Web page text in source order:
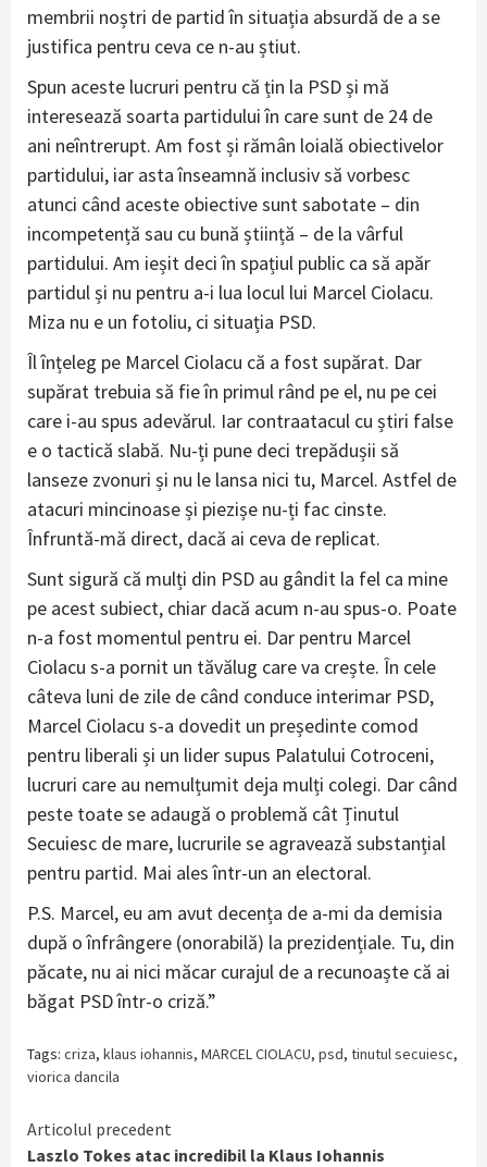
membrii noștri de partid în situația absurdă de a se
justifica pentru ceva ce n-au știut.
Spun aceste lucruri pentru că țin la PSD și mă
interesează soarta partidului în care sunt de 24 de
ani neîntrerupt. Am fost și rămân loială obiectivelor
partidului, iar asta înseamnă inclusiv să vorbesc
atunci când aceste obiective sunt sabotate – din
incompetență sau cu bună știință – de la vârful
partidului. Am ieșit deci în spațiul public ca să apăr
partidul și nu pentru a-i lua locul lui Marcel Ciolacu.
Miza nu e un fotoliu, ci situația PSD.
Îl înțeleg pe Marcel Ciolacu că a fost supărat. Dar
supărat trebuia să fie în primul rând pe el, nu pe cei
care i-au spus adevărul. Iar contraatacul cu știri false
e o tactică slabă. Nu-ți pune deci trepădușii să
lanseze zvonuri și nu le lansa nici tu, Marcel. Astfel de
atacuri mincinoase și piezișe nu-ți fac cinste.
Înfruntă-mă direct, dacă ai ceva de replicat.
Sunt sigură că mulți din PSD au gândit la fel ca mine
pe acest subiect, chiar dacă acum n-au spus-o. Poate
n-a fost momentul pentru ei. Dar pentru Marcel
Ciolacu s-a pornit un tăvălug care va crește. În cele
câteva luni de zile de când conduce interimar PSD,
Marcel Ciolacu s-a dovedit un președinte comod
pentru liberali și un lider supus Palatului Cotroceni,
lucruri care au nemulțumit deja mulți colegi. Dar când
peste toate se adaugă o problemă cât Ținutul
Secuiesc de mare, lucrurile se agravează substanțial
pentru partid. Mai ales într-un an electoral.
P.S. Marcel, eu am avut decența de a-mi da demisia
după o înfrângere (onorabilă) la prezidențiale. Tu, din
păcate, nu ai nici măcar curajul de a recunoaște că ai
băgat PSD într-o criză.”
Tags: criza, klaus iohannis, MARCEL CIOLACU, psd, tinutul secuiesc,
viorica dancila
Continue
Articolul precedent
Laszlo Tokes atac incredibil la Klaus Iohannis